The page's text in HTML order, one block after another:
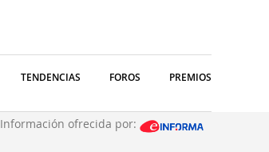
TENDENCIAS FOROS PREMIOS
Información ofrecida por: